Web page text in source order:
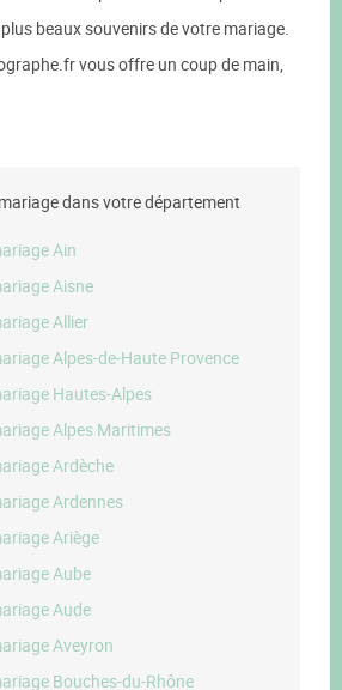
beaux souvenirs de votre mariage.
vous offre un coup de main,
dans votre département
Ain
Aisne
Allier
Alpes-de-Haute Provence
Hautes-Alpes
Alpes Maritimes
Ardèche
Ardennes
Ariège
Aube
Aude
Aveyron
Bouches-du-Rhône